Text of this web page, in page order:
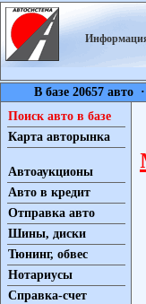
В базе 20657 авто
Поиск авто в базе
Карта авторынка
Автоаукционы
Авто в кредит
Отправка авто
Шины, диски
Тюнинг, обвес
Нотариусы
Справка-счет